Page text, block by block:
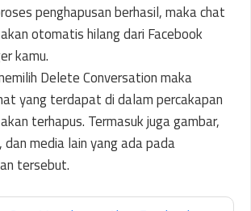
penghapusan berhasil, maka chat
otomatis hilang dari Facebook
kamu.
Delete Conversation maka
yang terdapat di dalam percakapan
terhapus. Termasuk juga gambar,
dan media lain yang ada pada
tersebut.